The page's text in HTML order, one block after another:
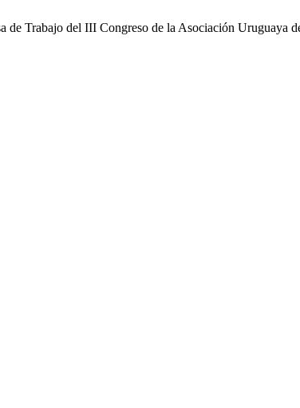
de Trabajo del III Congreso de la Asociación Uruguaya